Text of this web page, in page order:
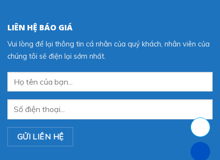
LIÊN HỆ BÁO GIÁ
Vui lòng để lại thông tin cá nhân của quý khách, nhân viên của
chúng tôi sẽ điện lại sớm nhất.